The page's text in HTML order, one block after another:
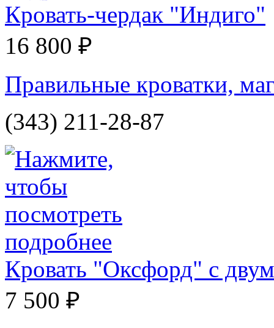
Кровать-чердак "Индиго"
16 800 ₽
Правильные кроватки,
(343) 211-28-87
Кровать "Оксфорд" с
7 500 ₽